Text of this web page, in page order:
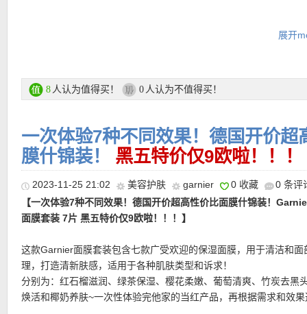
★ 邮费：全场满30欧德国境内免邮（普通快递），可直邮瑞士、荷
地利等地区，邮费详情请参考网站信息。
★ 退货：14天内无理由退货
展开
8 人认为值得买！ 0 人认为不值得买！
一次体验7种不同效果！德国开价
膜什锦装！ 黑五特价仅9欧啦！！！
2023-11-25 21:02 美容护肤 garnier 0 收藏
0 条评
【一次体验7种不同效果！德国开价超高性价比面膜什锦装！
面膜套装 7片 黑五特价仅9欧啦！！！】
这款Garnier面膜套装包含七款广受欢迎的保湿面膜，用于清洁和面
理，打造清新肤感，适用于各种肌肤类型和诉求！
分别为：红石榴滋润、绿茶保湿、樱花柔嫩、葡萄清爽、竹炭去黑
焕活和椰奶养肤~一次性体验完他家的当红产品，再根据需求和效